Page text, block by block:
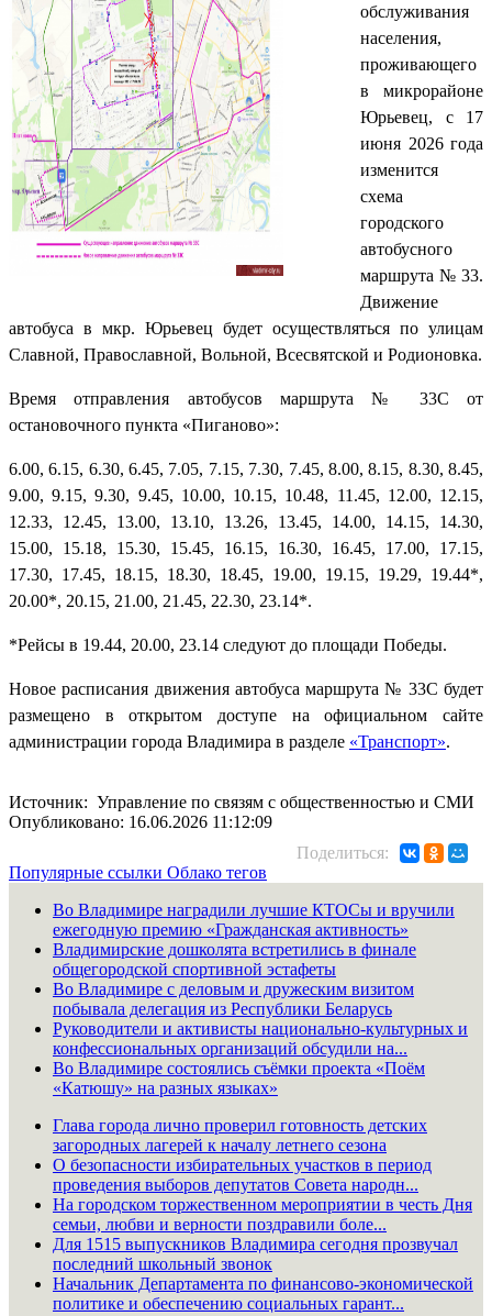
обслуживания
населения,
проживающего
в микрорайоне
Юрьевец, с 17
июня 2026 года
изменится
схема
городского
автобусного
маршрута № 33.
Движение
автобуса в мкр. Юрьевец будет осуществляться по улицам
Славной, Православной, Вольной, Всесвятской и Родионовка.
Время отправления автобусов маршрута № 33С от
остановочного пункта «Пиганово»:
6.00, 6.15, 6.30, 6.45, 7.05, 7.15, 7.30, 7.45, 8.00, 8.15, 8.30, 8.45,
9.00, 9.15, 9.30, 9.45, 10.00, 10.15, 10.48, 11.45, 12.00, 12.15,
12.33, 12.45, 13.00, 13.10, 13.26, 13.45, 14.00, 14.15, 14.30,
15.00, 15.18, 15.30, 15.45, 16.15, 16.30, 16.45, 17.00, 17.15,
17.30, 17.45, 18.15, 18.30, 18.45, 19.00, 19.15, 19.29, 19.44*,
20.00*, 20.15, 21.00, 21.45, 22.30, 23.14*.
*Рейсы в 19.44, 20.00, 23.14 следуют до площади Победы.
Новое расписания движения автобуса маршрута № 33С будет
размещено в открытом доступе на официальном сайте
администрации города Владимира в разделе «Транспорт».
Источник: Управление по связям с общественностью и СМИ
Опубликовано: 16.06.2026 11:12:09
Поделиться:
Популярные ссылки Облако тегов
Во Владимире наградили лучшие КТОСы и вручили
ежегодную премию «Гражданская активность»
Владимирские дошколята встретились в финале
общегородской спортивной эстафеты
Во Владимире с деловым и дружеским визитом
побывала делегация из Республики Беларусь
Руководители и активисты национально-культурных и
конфессиональных организаций обсудили на...
Во Владимире состоялись съёмки проекта «Поём
«Катюшу» на разных языках»
Глава города лично проверил готовность детских
загородных лагерей к началу летнего сезона
О безопасности избирательных участков в период
проведения выборов депутатов Совета народн...
На городском торжественном мероприятии в честь Дня
семьи, любви и верности поздравили боле...
Для 1515 выпускников Владимира сегодня прозвучал
последний школьный звонок
Начальник Департамента по финансово-экономической
политике и обеспечению социальных гарант...